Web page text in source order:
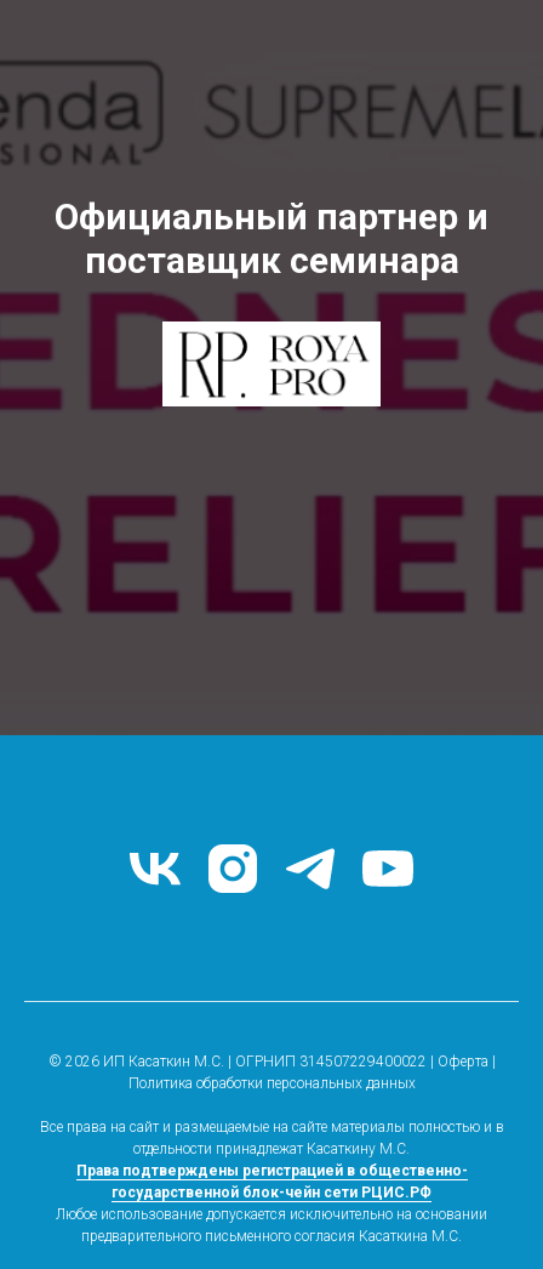
Официальный партнер и
поставщик семинара
© 2026 ИП Касаткин М.С. | ОГРНИП 314507229400022 | Оферта
Политика обработки персональных данных
Все права на сайт и размещаемые на сайте материалы полностью и в
отдельности принадлежат Касаткину М.С.
Права подтверждены регистрацией в общественно-
государственной блок-чейн сети РЦИС.РФ
Любое использование допускается исключительно на основании
предварительного письменного согласия Касаткина М.С.